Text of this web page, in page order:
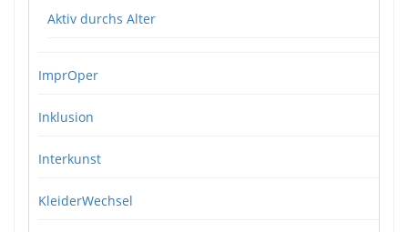
Aktiv durchs Alter
ImprOper
Inklusion
Interkunst
KleiderWechsel